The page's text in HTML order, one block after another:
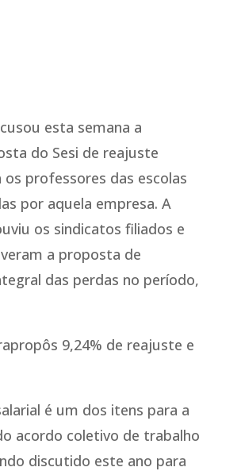
esta semana a
do Sesi de reajuste
os professores das escolas
por aquela empresa. A
os sindicatos filiados e
a proposta de
das perdas no período,
9,24% de reajuste e
é um dos itens para a
acordo coletivo de trabalho
discutido este ano para